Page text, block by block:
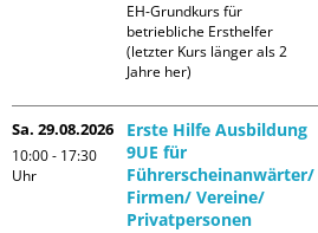
EH-Grundkurs für
betriebliche Ersthelfer
(letzter Kurs länger als 2
Jahre her)
Sa. 29.08.2026
10:00 - 17:30
Uhr
Erste Hilfe Ausbildung
9UE für
Führerscheinanwärter/
Firmen/ Vereine/
Privatpersonen